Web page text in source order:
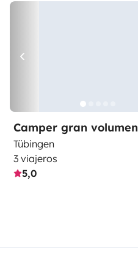
Camper gran volumen
Tübingen
3 viajeros
5,0